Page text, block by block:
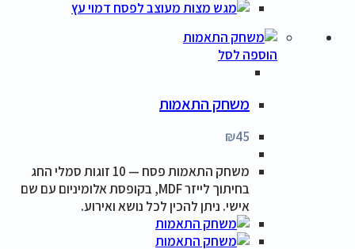
הוספה לסל
משחק התאמות
₪45
משחק התאמות פסח — 10 זוגות סמלי החג
בחיתוך לייזר MDF, בקופסת אלומיניום עם שם
אישי. ניתן להכין לכל נושא ואירוע.